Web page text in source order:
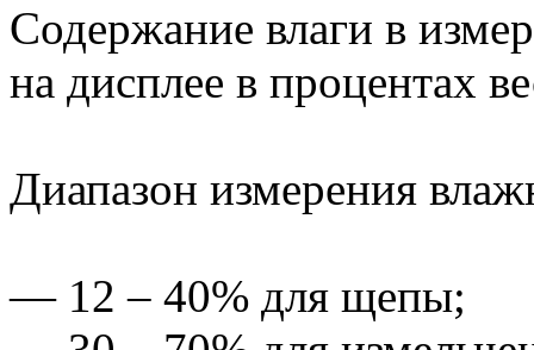
Содержание влаги в
на дисплее в процентах
Диапазон измерения
— 12 – 40% для щепы;